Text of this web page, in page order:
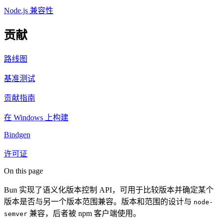
Node.js 兼容性
贡献
路线图
基准测试
贡献指南
在 Windows 上构建
Bindgen
许可证
On this page
Bun 实现了语义化版本控制 API，可用于比较版本并确定某个
版本是否与另一个版本范围兼容。版本和范围的设计与 node-
semver 兼容，后者被 npm 客户端使用。